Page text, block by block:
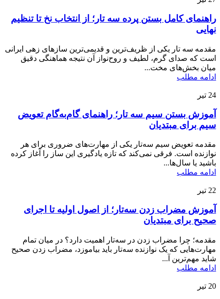
راهنمای کامل بستن پرده سه تار؛ از انتخاب نخ تا تنظیم
نهایی
مقدمه سه تار یکی از ظریف‌ترین و قدیمی‌ترین سازهای زهی ایرانی
است که صدای گرم، لطیف و روح‌نواز آن نتیجه هماهنگی دقیق
میان بخش‌های مخت...
ادامه مطلب
24 تیر
آموزش بستن سیم سه تار؛ راهنمای گام‌به‌گام تعویض
سیم برای مبتدیان
مقدمه تعویض سیم سه‌تار یکی از مهارت‌های ضروری برای هر
نوازنده است. فرقی نمی‌کند که تازه یادگیری این ساز را آغاز کرده
باشید یا سال‌ها...
ادامه مطلب
22 تیر
آموزش مضراب زدن سه‌تار؛ از اصول اولیه تا اجرای
صحیح برای مبتدیان
مقدمه؛ چرا مضراب زدن در سه‌تار اهمیت دارد؟ در میان تمام
مهارت‌هایی که یک نوازنده سه‌تار باید بیاموزد، مضراب زدن صحیح
شاید مهم‌ترین آ...
ادامه مطلب
20 تیر